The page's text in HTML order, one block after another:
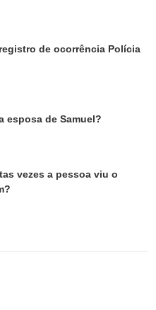
de ocorrência Polícia
esposa de Samuel?
vezes a pessoa viu o